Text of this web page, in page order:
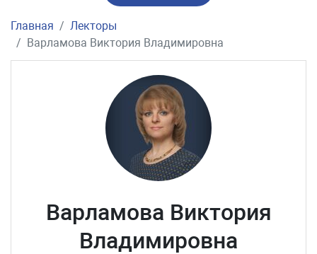
Главная
Лекторы
Варламова Виктория Владимировна
Варламова Виктория
Владимировна